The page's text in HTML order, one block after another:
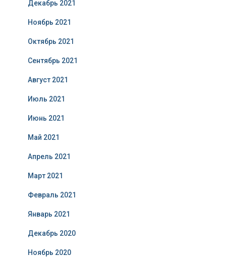
Декабрь 2021
Ноябрь 2021
Октябрь 2021
Сентябрь 2021
Август 2021
Июль 2021
Июнь 2021
Май 2021
Апрель 2021
Март 2021
Февраль 2021
Январь 2021
Декабрь 2020
Ноябрь 2020